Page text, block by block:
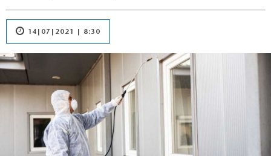
14|07|2021 | 8:30